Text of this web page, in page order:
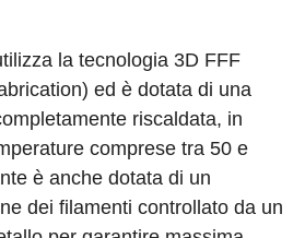
la tecnologia 3D FFF
ed è dotata di una
riscaldata, in
comprese tra 50 e
è anche dotata di un
dei filamenti controllato da un